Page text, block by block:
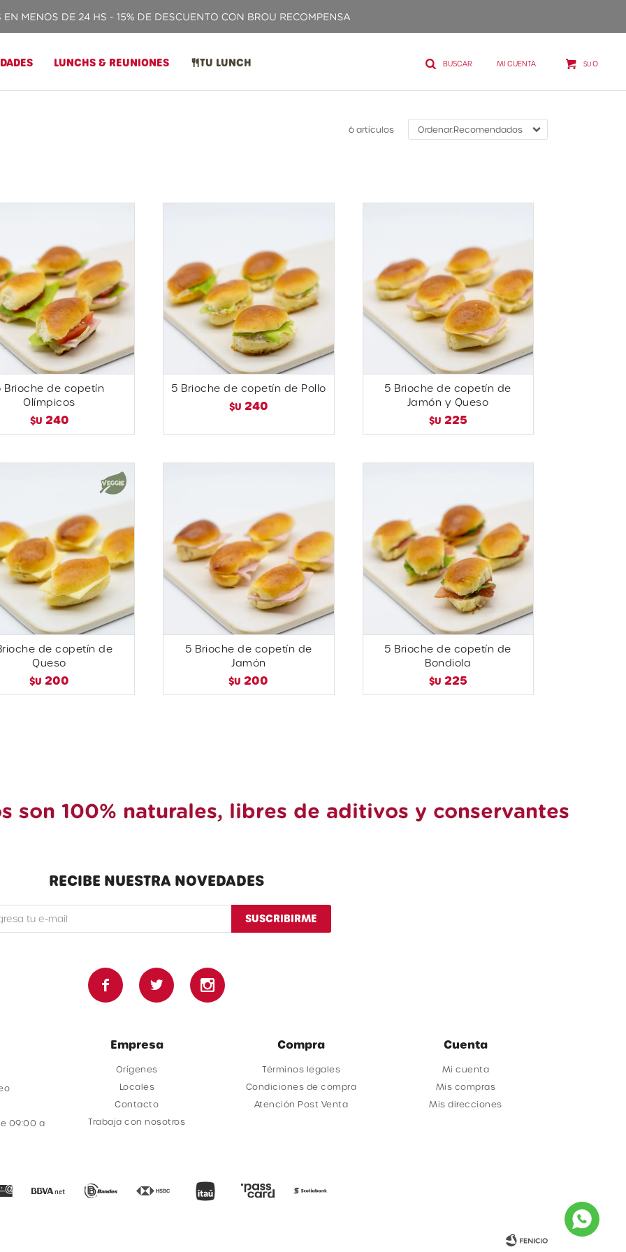
LUNCHS & REUNIONES TU LUNCH $U0
6 artículos Recomendados
Brioche de copetín
Olímpicos
$U 240
5 Brioche de copetín de Pollo
$U 240
5 Brioche de copetín de
Jamón y Queso
$U 225
de copetín de
Queso
$U 200
5 Brioche de copetín de
Jamón
$U 200
5 Brioche de copetín de
Bondiola
$U 225
09:00 a
Empresa
Orígenes
Locales
Contacto
Trabaja con nosotros
Compra
Términos legales
Condiciones de compra
Atención Post Venta
Cuenta
Mi cuenta
Mis compras
Mis direcciones
RECIBE NUESTRA NOVEDADES
SUSCRIBIRME
  